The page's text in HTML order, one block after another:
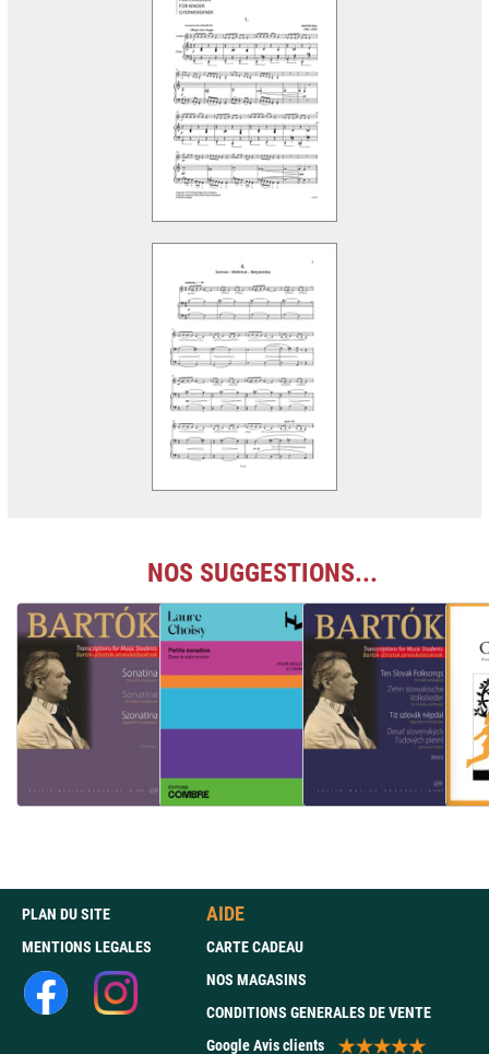
NOS SUGGESTIONS...
PLAN DU SITE
MENTIONS LEGALES
AIDE
CARTE CADEAU
NOS MAGASINS
CONDITIONS GENERALES DE VENTE
Google Avis clients